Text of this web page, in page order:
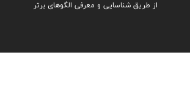
از طریق شناسایی و معرفی الگوهای برتر